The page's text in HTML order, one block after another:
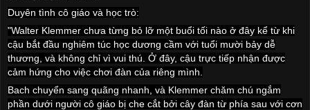
Duyên tình cô giáo và học trò:
"Walter Klemmer chưa từng bỏ lỡ một buổi tối nào ở đây kể từ khi
cậu bắt đầu nghiêm túc học dương cầm với tuổi mười bảy dễ
thương, và không chỉ vì vui thú. Ở đây, cậu trực tiếp nhận được
cảm hứng cho việc chơi đàn của riêng mình.
Bach chuyển sang quãng nhanh, và Klemmer chăm chú ngắm
phần dưới người cô giáo bị che cắt bởi cây đàn từ phía sau với cơn